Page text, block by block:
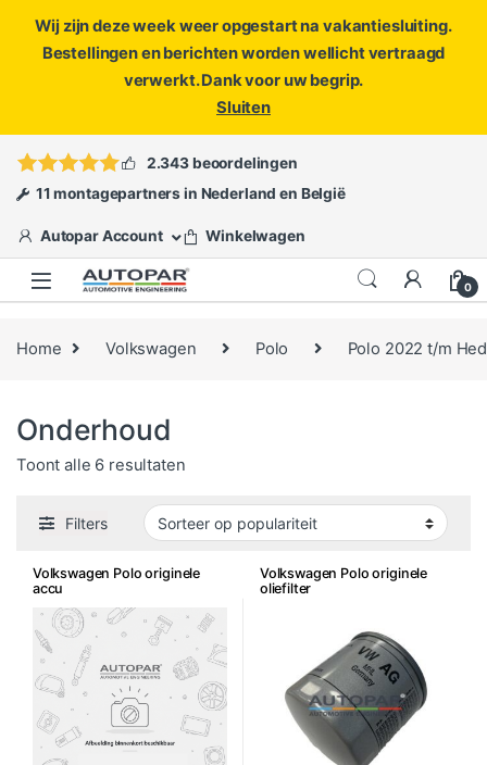
Wij zijn deze week weer opgestart na vakantiesluiting.
Bestellingen en berichten worden wellicht vertraagd
verwerkt. Dank voor uw begrip.
Sluiten
ofopen een ticket
2.343 beoordelingen
11 montagepartners in Nederland en België
Autopar Account Winkelwagen
0
Home Volkswagen Polo Polo 2022 t/m
Onderhoud
Toont alle 6 resultatenGesorteerd op populariteit
Filters
Volkswagen Polo originele
accu
Volkswagen Polo originele
oliefilter